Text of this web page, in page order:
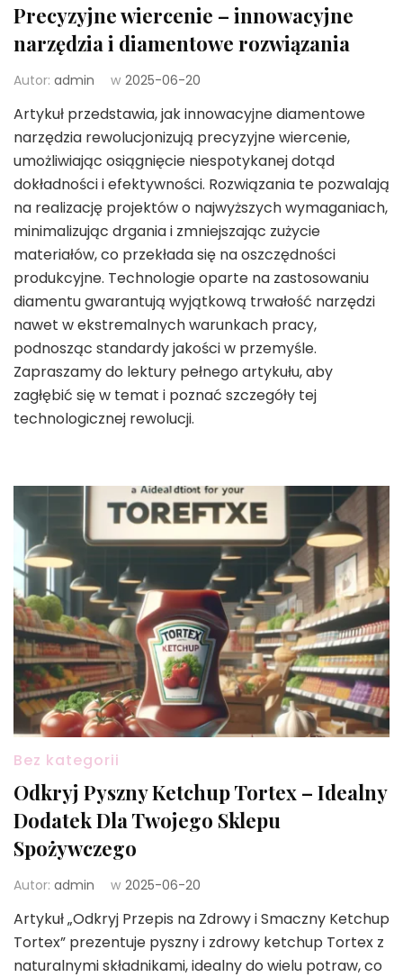
Precyzyjne wiercenie – innowacyjne
narzędzia i diamentowe rozwiązania
Autor: admin w 2025-06-20
Artykuł przedstawia, jak innowacyjne diamentowe
narzędzia rewolucjonizują precyzyjne wiercenie,
umożliwiając osiągnięcie niespotykanej dotąd
dokładności i efektywności. Rozwiązania te pozwalają
na realizację projektów o najwyższych wymaganiach,
minimalizując drgania i zmniejszając zużycie
materiałów, co przekłada się na oszczędności
produkcyjne. Technologie oparte na zastosowaniu
diamentu gwarantują wyjątkową trwałość narzędzi
nawet w ekstremalnych warunkach pracy,
podnosząc standardy jakości w przemyśle.
Zapraszamy do lektury pełnego artykułu, aby
zagłębić się w temat i poznać szczegóły tej
technologicznej rewolucji.
Bez kategorii
Odkryj Pyszny Ketchup Tortex – Idealny
Dodatek Dla Twojego Sklepu
Spożywczego
Autor: admin w 2025-06-20
Artykuł „Odkryj Przepis na Zdrowy i Smaczny Ketchup
Tortex” prezentuje pyszny i zdrowy ketchup Tortex z
naturalnymi składnikami, idealny do wielu potraw, co